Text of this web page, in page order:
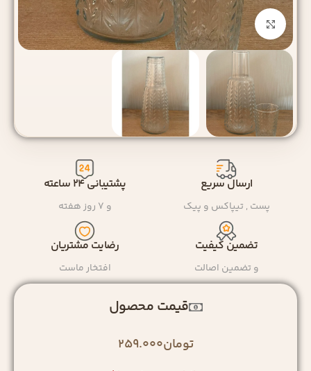
بزرگنمایی تصویر
ارسال سریع
پست , تیپاکس و پیک
پشتیبانی ۲۴ ساعته
و ۷ روز هفته
تضمین کیفیت
و تضمین اصالت
رضایت مشتریان
افتخار ماست
قیمت محصول
تومان259.000